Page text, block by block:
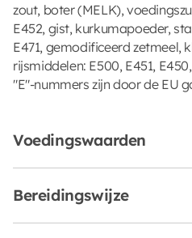
zout, boter (MELK),
E452, gist, kurkumapoeder,
E471, gemodificeerd zetmeel,
rijsmiddelen: E500, E451,
"E"-nummers zijn door de EU
Voedingswaarden
Bereidingswijze